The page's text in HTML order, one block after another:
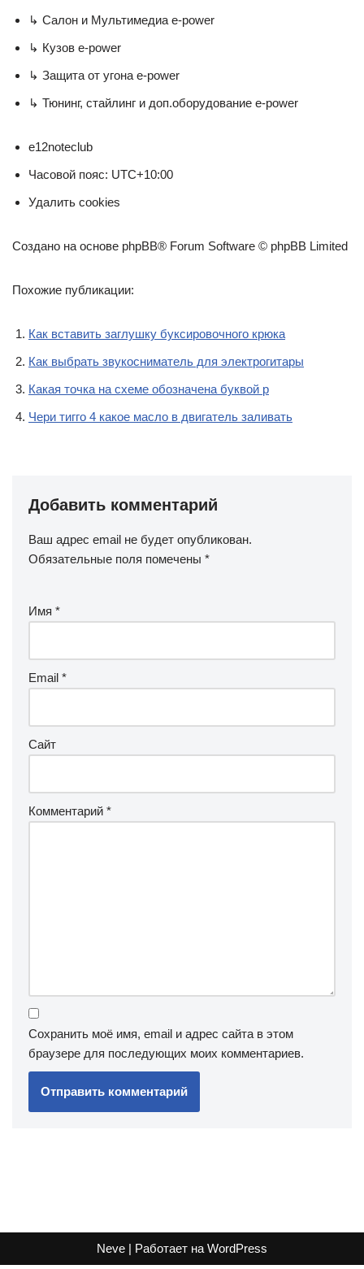
↳ Салон и Мультимедиа e-power
↳ Кузов e-power
↳ Защита от угона e-power
↳ Тюнинг, стайлинг и доп.оборудование e-power
e12noteclub
Часовой пояс: UTC+10:00
Удалить cookies
Создано на основе phpBB® Forum Software © phpBB Limited
Похожие публикации:
Как вставить заглушку буксировочного крюка
Как выбрать звукосниматель для электрогитары
Какая точка на схеме обозначена буквой p
Чери тигго 4 какое масло в двигатель заливать
Добавить комментарий
Ваш адрес email не будет опубликован.
Обязательные поля помечены *
Имя *
Email *
Сайт
Комментарий *
Сохранить моё имя, email и адрес сайта в этом
браузере для последующих моих комментариев.
Neve | Работает на WordPress